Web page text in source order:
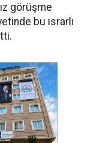
görüşme
bu ısrarlı